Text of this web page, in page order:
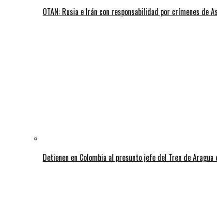
OTAN: Rusia e Irán con responsabilidad por crímenes de
Detienen en Colombia al presunto jefe del Tren de Aragua